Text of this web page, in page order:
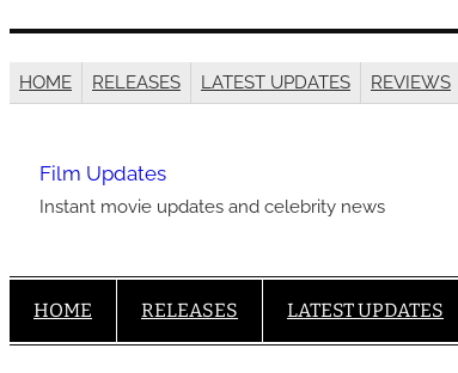
to
HOME RELEASES LATEST UPDATES REVIEWS
Film Updates
Instant movie updates and celebrity news
HOME RELEASES LATEST UPDATES